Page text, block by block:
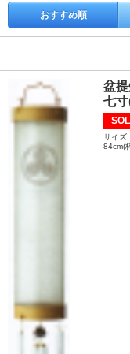
おすすめ順
盆
七
サイズ
84cm(